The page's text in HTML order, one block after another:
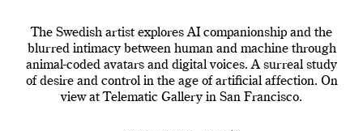
The Swedish artist explores AI companionship and the
blurred intimacy between human and machine through
animal-coded avatars and digital voices. A surreal study
of desire and control in the age of artificial affection. On
view at Telematic Gallery in San Francisco.